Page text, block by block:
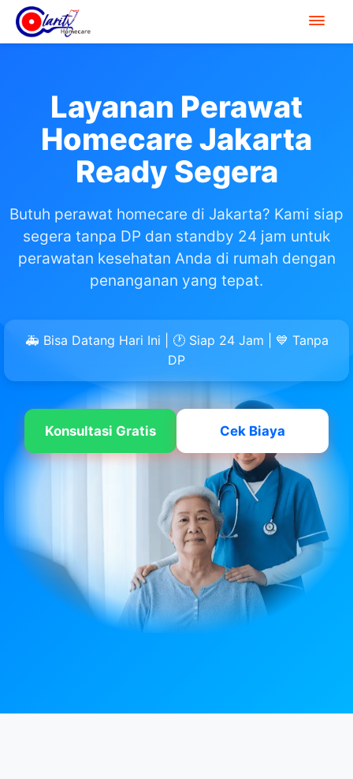
Layanan Perawat
Homecare Jakarta
Ready Segera
Butuh perawat homecare di Jakarta? Kami siap
segera tanpa DP dan standby 24 jam untuk
perawatan kesehatan Anda di rumah dengan
penanganan yang tepat.
🚑 Bisa Datang Hari Ini | 🕐 Siap 24 Jam | 💙 Tanpa
DP
Konsultasi Gratis Cek Biaya